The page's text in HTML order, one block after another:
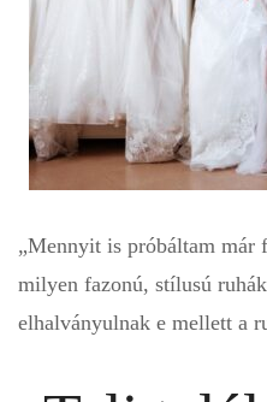
„Mennyit is próbáltam már
milyen fazonú, stílusú
elhalványulnak e mellett a